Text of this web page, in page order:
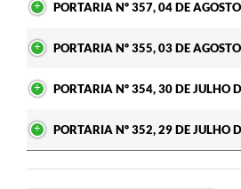
PORTARIA Nº 357, 04 DE
PORTARIA Nº 355, 03 DE
PORTARIA Nº 354, 30 DE JULHO
PORTARIA Nº 352, 29 DE JULHO